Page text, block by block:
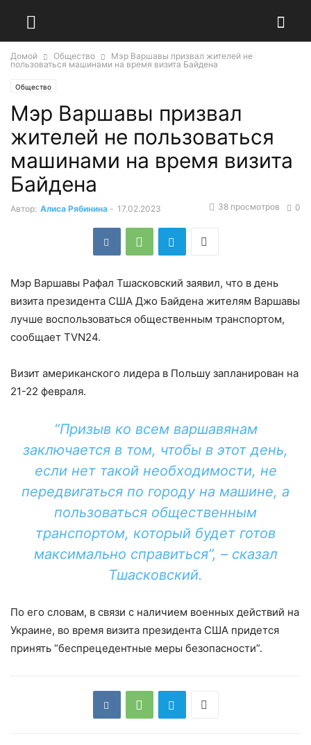
Домой Общество
Мэр Варшавы призвал жителей не
пользоваться машинами на время визита Байдена
Общество
Мэр Варшавы призвал
жителей не пользоваться
машинами на время визита
Байдена
Автор: Алиса Рябинина - 17.02.2023 0
38 просмотров
Мэр Варшавы Рафал Тшасковский заявил, что в день
визита президента США Джо Байдена жителям Варшавы
лучше воспользоваться общественным транспортом,
сообщает TVN24.
Визит американского лидера в Польшу запланирован на
21-22 февраля.
“Призыв ко всем варшавянам
заключается в том, чтобы в этот день,
если нет такой необходимости, не
передвигаться по городу на машине, а
пользоваться общественным
транспортом, который будет готов
максимально справиться”, – сказал
Тшасковский.
По его словам, в связи с наличием военных действий на
Украине, во время визита президента США придется
принять “беспрецедентные меры безопасности”.